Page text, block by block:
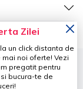
Zilei
un click distanta de
mai noi oferte! Vezi
pregatit pentru
bucura-te de